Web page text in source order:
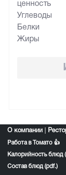
ценность
Углеводы
Белки
Жиры
О компании
Работа в Томато 👍
Калорийность блюд
Состав блюд (pdf.)